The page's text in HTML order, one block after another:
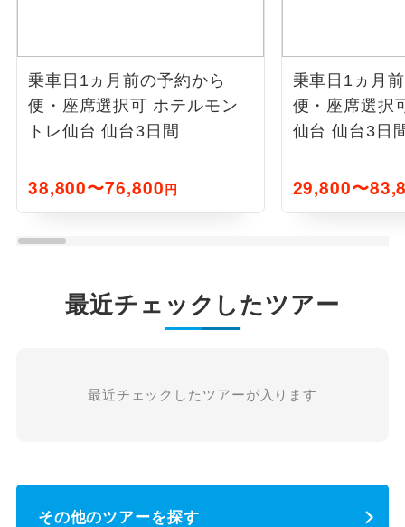
乗車日1ヵ月前の予約から
便・座席選択可 ホテルモン
トレ仙台 仙台3日間
38,800〜76,800円
乗車日1ヵ月
便・座席選択
仙台 仙台3日
29,800〜
最近チェックしたツアー
最近チェックしたツアーが入ります
その他のツアーを探す